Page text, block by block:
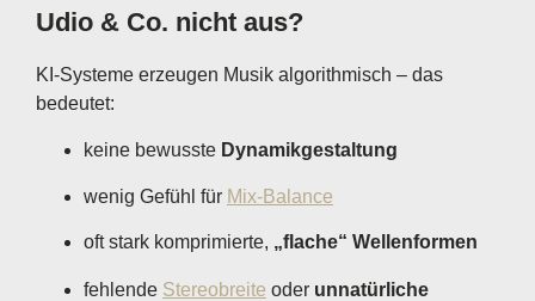
Udio & Co. nicht aus?
KI-Systeme erzeugen Musik algorithmisch – das
bedeutet:
keine bewusste Dynamikgestaltung
wenig Gefühl für Mix-Balance
oft stark komprimierte, „flache“ Wellenformen
fehlende Stereobreite oder unnatürliche